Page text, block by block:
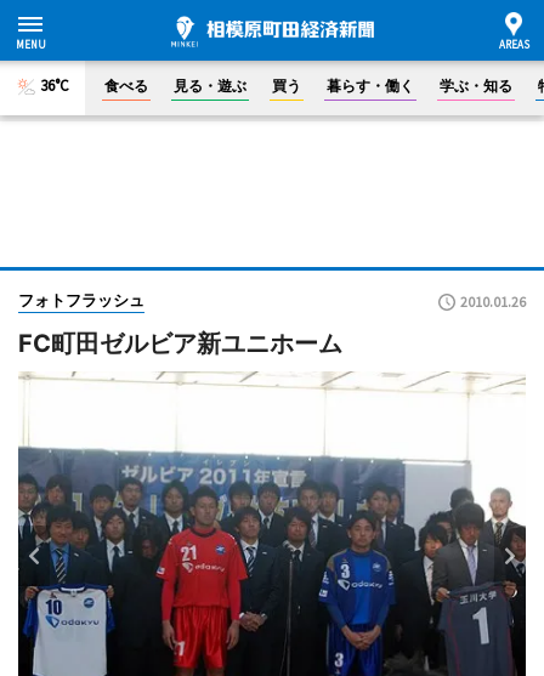
36°C 食べる 見る・遊ぶ 買う 暮らす・働く 学ぶ・知る
フォトフラッシュ 2010.01.26
FC町田ゼルビア新ユニホーム